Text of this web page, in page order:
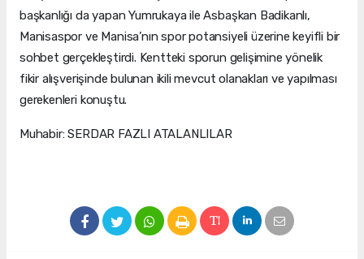
başkanlığı da yapan Yumrukaya ile Asbaşkan Badikanlı,
Manisaspor ve Manisa’nın spor potansiyeli üzerine keyifli bir
sohbet gerçekleştirdi. Kentteki sporun gelişimine yönelik
fikir alışverişinde bulunan ikili mevcut olanakları ve yapılması
gerekenleri konuştu.
Muhabir: SERDAR FAZLI ATALANLILAR